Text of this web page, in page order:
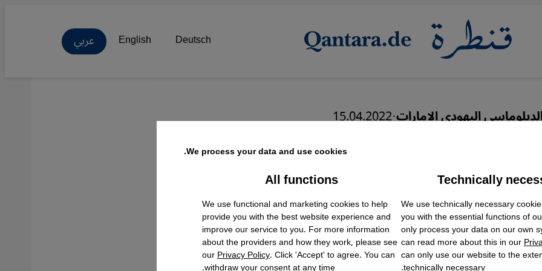
Deutsch
English عربي
اليهودي الإمارات·
15.04.2022
لم يتوقع يهود العيش فيه
English عربي
We process your data and use cookies.
Technically
We use technically necessary
you with the essential functions of
only process your data on our own
can read more about this in our
can only use our website to the
All functions
We use functional and marketing cookies to help
provide you with the best website experience and
improve our service to you. For more information
about the providers and how they work, please see
ourPrivacy Policy. Click 'Accept' to agree. You can
Facebook Embed / Facebook Connect
Twitter Embed
Instagram Embed
Youtube Embed
Google Maps Embed